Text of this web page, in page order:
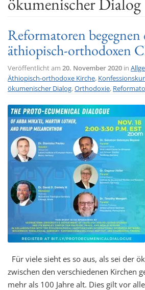
Reformatoren begegnen
äthiopisch-orthodoxen
Veröffentlicht am 20. November 2020 in
Äthiopisch-orthodoxe Kirche,
ökumenischer Dialog,Orthodoxie,
Für viele sieht es so aus, als sei der
zwischen den verschiedenen Kirchen
mehr als 100 Jahre alt. Dies gilt vor